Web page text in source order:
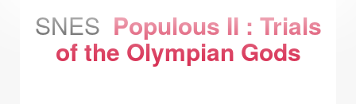
SNES Populous II : Trials
of the Olympian Gods